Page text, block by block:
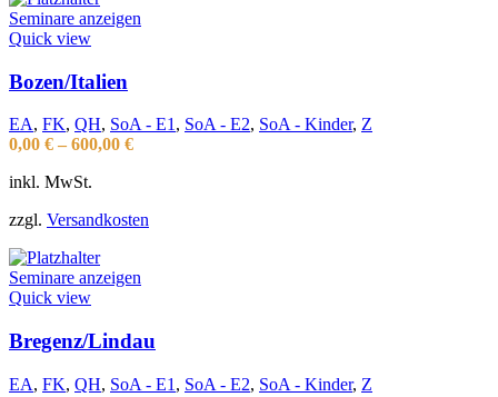
Seminare anzeigen
Quick view
Bozen/Italien
EA, FK, QH, SoA - E1, SoA - E2, SoA - Kinder, Z
0,00 € – 600,00 €
inkl. MwSt.
zzgl. Versandkosten
Seminare anzeigen
Quick view
Bregenz/Lindau
EA, FK, QH, SoA - E1 , SoA - E2, SoA - Kinder, Z